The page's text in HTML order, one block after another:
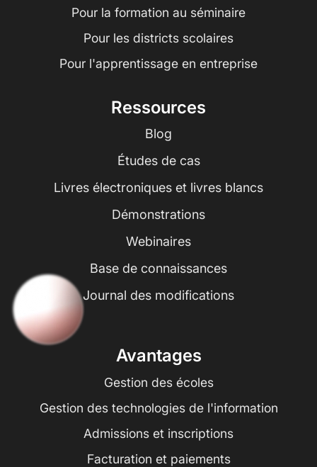
Pour la formation au séminaire
Pour les districts scolaires
Pour l'apprentissage en entreprise
Ressources
Blog
Études de cas
Livres électroniques et livres blancs
Démonstrations
Webinaires
Base de connaissances
Journal des modifications
Avantages
Gestion des écoles
Gestion des technologies de l'information
Admissions et inscriptions
Facturation et paiements